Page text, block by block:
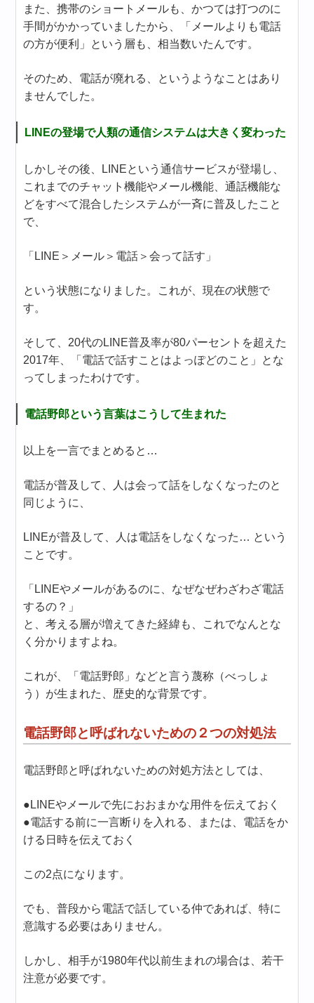
また、携帯のショートメールも、かつては打つのに
手間がかかっていましたから、「メールよりも電話
の方が便利」という層も、相当数いたんです。
そのため、電話が廃れる、というようなことはあり
ませんでした。
LINEの登場で人類の通信システムは大きく変わった
しかしその後、LINEという通信サービスが登場し、
これまでのチャット機能やメール機能、通話機能な
どをすべて混合したシステムが一斉に普及したこと
で、
「LINE＞メール＞電話＞会って話す」
という状態になりました。これが、現在の状態で
す。
そして、20代のLINE普及率が80パーセントを超えた
2017年、「電話で話すことはよっぽどのこと」とな
ってしまったわけです。
電話野郎という言葉はこうして生まれた
以上を一言でまとめると…
電話が普及して、人は会って話をしなくなったのと
同じように、
LINEが普及して、人は電話をしなくなった… という
ことです。
「LINEやメールがあるのに、なぜなぜわざわざ電話
するの？」
と、考える層が増えてきた経緯も、これでなんとな
く分かりますよね。
これが、「電話野郎」などと言う蔑称（べっしょ
う）が生まれた、歴史的な背景です。
電話野郎と呼ばれないための２つの対処法
電話野郎と呼ばれないための対処方法としては、
●LINEやメールで先におおまかな用件を伝えておく
●電話する前に一言断りを入れる、または、電話をか
ける日時を伝えておく
この2点になります。
でも、普段から電話で話している仲であれば、特に
意識する必要はありません。
しかし、相手が1980年代以前生まれの場合は、若干
注意が必要です。